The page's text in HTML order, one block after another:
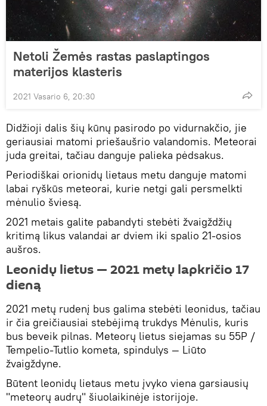
Netoli Žemės rastas paslaptingos
materijos klasteris
2021 Vasario 6, 20:30
Didžioji dalis šių kūnų pasirodo po vidurnakčio, jie
geriausiai matomi priešaušrio valandomis. Meteorai
juda greitai, tačiau danguje palieka pėdsakus.
Periodiškai orionidų lietaus metu danguje matomi
labai ryškūs meteorai, kurie netgi gali persmelkti
mėnulio šviesą.
2021 metais galite pabandyti stebėti žvaigždžių
kritimą likus valandai ar dviem iki spalio 21-osios
aušros.
Leonidų lietus — 2021 metų lapkričio 17
dieną
2021 metų rudenį bus galima stebėti leonidus, tačiau
ir čia greičiausiai stebėjimą trukdys Mėnulis, kuris
bus beveik pilnas. Meteorų lietus siejamas su 55P /
Tempelio-Tutlio kometa, spindulys — Liūto
žvaigždyne.
Būtent leonidų lietaus metu įvyko viena garsiausių
"meteorų audrų" šiuolaikinėje istorijoje.